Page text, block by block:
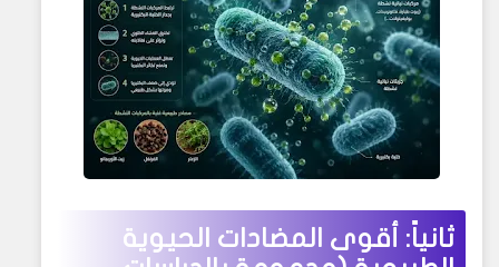
ثانياً: أقوى المضادات الحيوية